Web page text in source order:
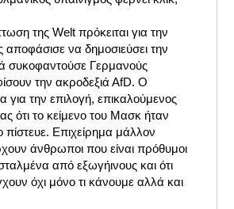
της Welt πρόκειται για την
αποφάσισε να δημοσιεύσει την
συκοφαντούσε Γερμανούς
την ακροδεξιά ΑfD. O
για την επιλογή, επικαλούμενος
ότι το κείμενο του Μασκ ήταν
πίστευε. Επιχείρημα μάλλον
άνθρωποι που είναι πρόθυμοι
από εξωγήινους και ότι
όχι μόνο τι κάνουμε αλλά και